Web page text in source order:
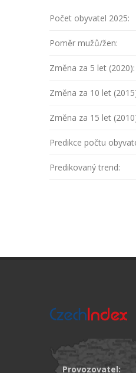
Počet obyvatel 2025:
Poměr mužů/žen:
Změna za 5 let (2020):
Změna za 10 let
Změna za 15 let
Predikce počtu
Predikovaný trend:
Provozovatel: